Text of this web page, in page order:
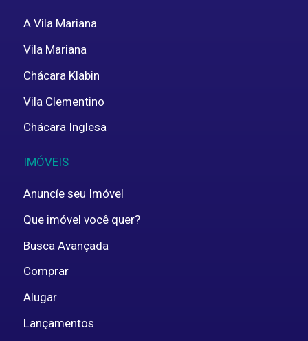
A Vila Mariana
Vila Mariana
Chácara Klabin
Vila Clementino
Chácara Inglesa
IMÓVEIS
Anuncíe seu Imóvel
Que imóvel você quer?
Busca Avançada
Comprar
Alugar
Lançamentos